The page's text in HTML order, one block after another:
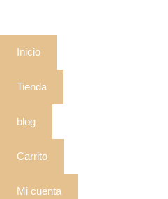
Inicio
Tienda
blog
Carrito
Mi cuenta